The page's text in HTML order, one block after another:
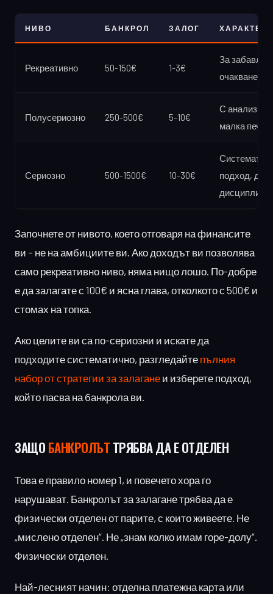
НИВО БАНКРОЛ ЗАЛОГ
Рекреативно 50-150€ 1-3€
За
очакване за
Полусериозно 250-500€ 5-10€
С анализ,
малка
Сериозно 500-1500€ 10-30€
подход,
дисциплина
Започнете от нивото, което отговаря на финансите
ви – не на амбициите ви. Ако доходът ви позволява
само рекреативно ниво, няма нищо лошо. По-добре
е да залагате с 100€ и ясна глава, отколкото с 500€ и
стомах на топка.
Ако целите ви са по-сериозни и искате да
подходите систематично, разгледайте пълния
набор от стратегии за залагане и изберете подход,
който пасва на банкрола ви.
ЗАЩОБАНКРОЛЪТТРЯБВА ДА Е ОТДЕЛЕН
Това е правило номер 1, и повечето хора го
нарушават. Банкролът за залагане трябва да е
физически отделен от парите, с които живеете. Не
„мислено отделен“. Не „знам колко имам горе-долу“.
Физически отделен.
Най-лесният начин: отделна платежна карта или